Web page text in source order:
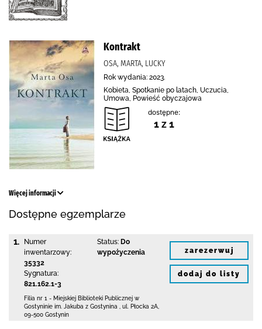
Kontrakt
OSA, MARTA, LUCKY
Rok wydania: 2023.
Kobieta, Spotkanie po latach, Uczucia,
Umowa, Powieść obyczajowa
dostępne:
1 z 1
Więcej informacji
Dostępne egzemplarze
1.
Numer
inwentarzowy:
35332
Sygnatura:
821.162.1-3
Status: Do
wypożyczenia
Filia nr 1 - Miejskiej Biblioteki Publicznej w
Gostyninie im. Jakuba z Gostynina
ul. Płocka 2A
09-500 Gostynin
zarezerwuj
dodaj do listy